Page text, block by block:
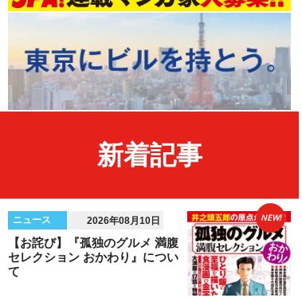
新着記事
ニュース 2026年08月10日
【お詫び】『孤独のグルメ 満腹
セレクション おかわり』につい
て
NEW!